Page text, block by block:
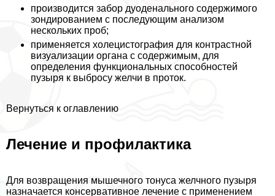
производится забор дуоденального содержимого
зондированием с последующим анализом
нескольких проб;
применяется холецистография для контрастной
визуализации органа с содержимым, для
определения функциональных способностей
пузыря к выбросу желчи в проток.
Вернуться к оглавлению
Лечение и профилактика
Для возвращения мышечного тонуса желчного пузыря
назначается консервативное лечение с применением